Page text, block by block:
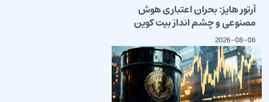
آرتور هایز: بحران اعتباری هوش
مصنوعی و چشم انداز بیت کوین
2026-08-06